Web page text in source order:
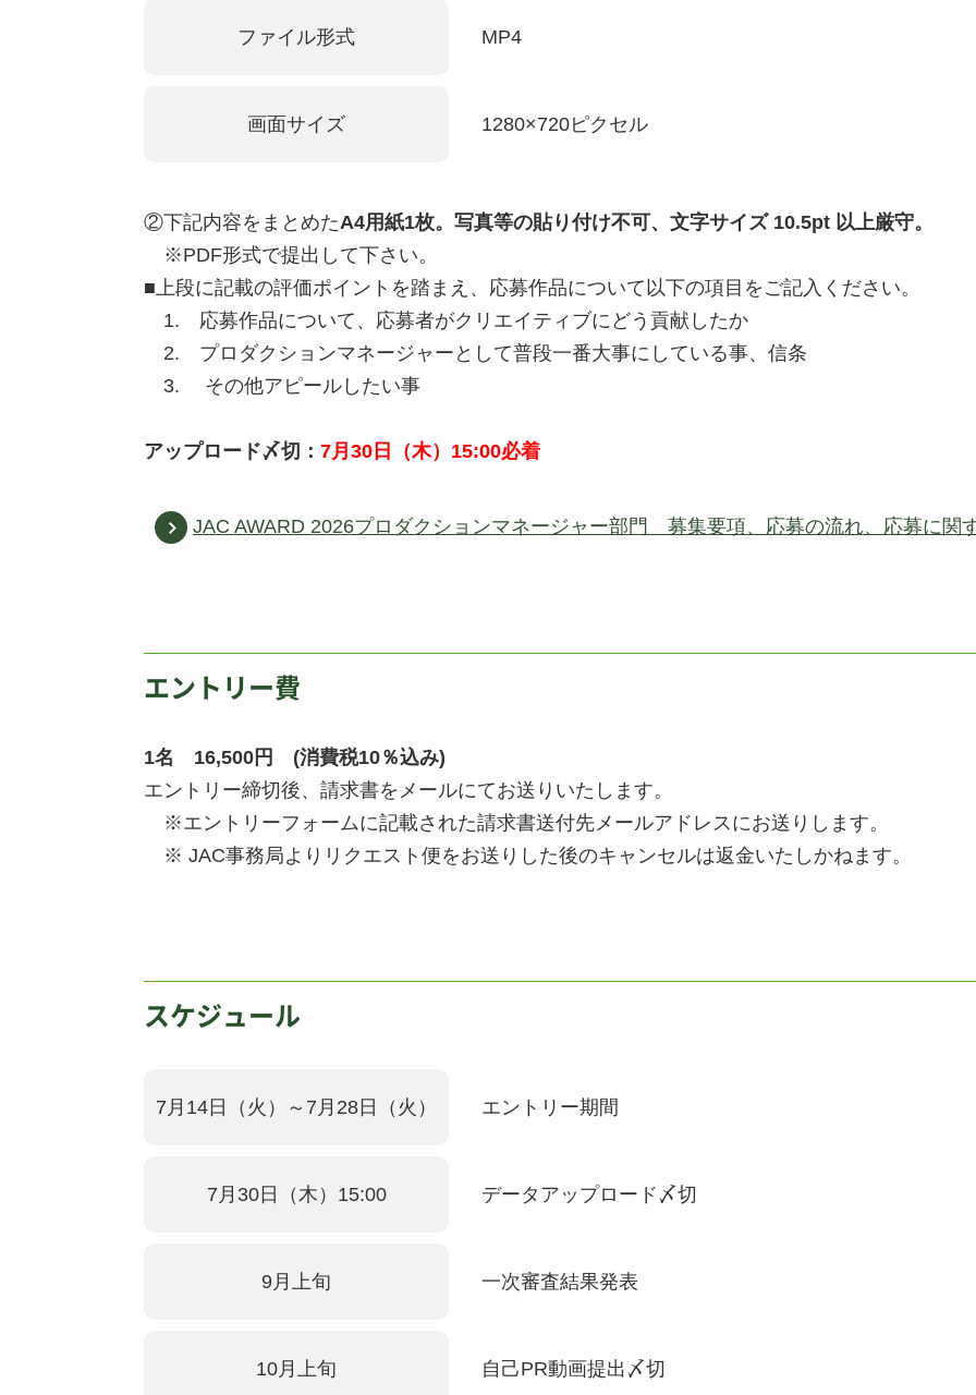
ファイル形式 MP4
画面サイズ 1280×720ピクセル
②下記内容をまとめたA4用紙1枚。写真等の貼り付け不可、文字サイズ 10.5pt 以上厳守。
※PDF形式で提出して下さい。
■上段に記載の評価ポイントを踏まえ、応募作品について以下の項目をご記入ください。
1. 応募作品について、応募者がクリエイティブにどう貢献したか
2. プロダクションマネージャーとして普段一番大事にしている事、信条
3. その他アピールしたい事
アップロード〆切： 7月30 日（木）15:00必着
JAC AWARD 2026プロダクションマネージャー部門 募集要項、応募の流れ、応募に関
エントリー費
1名 16,500円 (消費税10％込み)
エントリー締切後、請求書をメールにてお送りいたします。
※エントリーフォームに記載された請求書送付先メールアドレスにお送りします。
※ JAC事務局よりリクエスト便をお送りした後のキャンセルは返金いたしかねます。
スケジュール
7月14日（火）～7月28日（火） エントリー期間
7月30日（木）15:00 データアップロード〆切
9月上旬 一次審査結果発表
10月上旬 自己PR動画提出〆切